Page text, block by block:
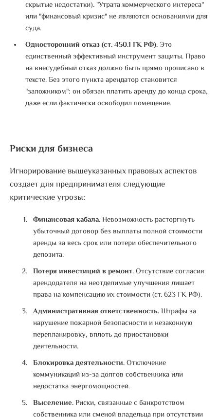
скрытые недостатки). "Утрата коммерческого интереса"
или "финансовый кризис" не являются основаниями для
суда.
Односторонний отказ (ст. 450.1 ГК РФ). Это
единственный эффективный инструмент защиты. Право
на внесудебный отказ должно быть прямо прописано в
тексте. Без этого пункта арендатор становится
"заложником": он обязан платить аренду до конца срока,
даже если фактически освободил помещение.
Риски для бизнеса
Игнорирование вышеуказанных правовых аспектов
создает для предпринимателя следующие
критические угрозы:
Финансовая кабала. Невозможность расторгнуть
убыточный договор без выплаты полной стоимости
аренды за весь срок или потери обеспечительного
депозита.
Потеря инвестиций в ремонт. Отсутствие согласия
арендодателя на неотделимые улучшения лишает
права на компенсацию их стоимости (ст. 623 ГК РФ).
Административная ответственность. Штрафы за
нарушение пожарной безопасности и незаконную
перепланировку, вплоть до приостановки
деятельности.
Блокировка деятельности. Отключение
коммуникаций из-за долгов собственника или
недостатка энергомощностей.
Выселение. Риски, связанные с банкротством
собственника или сменой владельца при отсутствии